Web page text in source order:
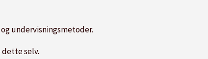
undervisningsmetoder.
selv.